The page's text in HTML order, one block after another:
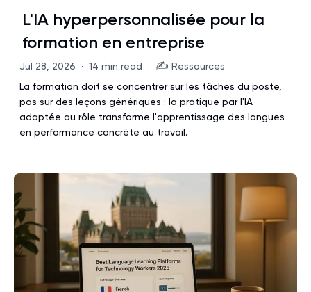
L'IA hyperpersonnalisée pour la
formation en entreprise
Jul 28, 2026 · 14 min read · ✍️ Ressources
La formation doit se concentrer sur les tâches du poste,
pas sur des leçons génériques : la pratique par l'IA
adaptée au rôle transforme l'apprentissage des langues
en performance concrète au travail.